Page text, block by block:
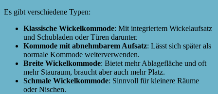
Es gibt verschiedene Typen:
Klassische Wickelkommode: Mit integriertem Wickelaufsatz
und Schubladen oder Türen darunter.
Kommode mit abnehmbarem Aufsatz: Lässt sich später als
normale Kommode weiterverwenden.
Breite Wickelkommode: Bietet mehr Ablagefläche und oft
mehr Stauraum, braucht aber auch mehr Platz.
Schmale Wickelkommode: Sinnvoll für kleinere Räume
oder Nischen.